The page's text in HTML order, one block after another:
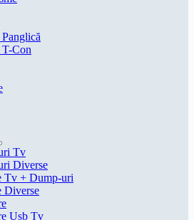
Con
Tv
Diverse
Tv + Dump-uri
Diverse
Usb Tv